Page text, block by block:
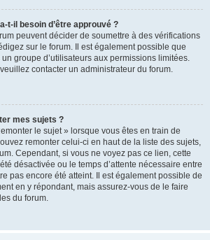
t-il besoin d’être approuvé ?
peuvent décider de soumettre à des vérifications
sur le forum. Il est également possible que
groupe d’utilisateurs aux permissions limitées.
contacter un administrateur du forum.
mes sujets ?
le sujet » lorsque vous êtes en train de
remonter celui-ci en haut de la liste des sujets,
Cependant, si vous ne voyez pas ce lien, cette
désactivée ou le temps d’attente nécessaire entre
pas encore été atteint. Il est également possible de
en y répondant, mais assurez-vous de le faire
du forum.